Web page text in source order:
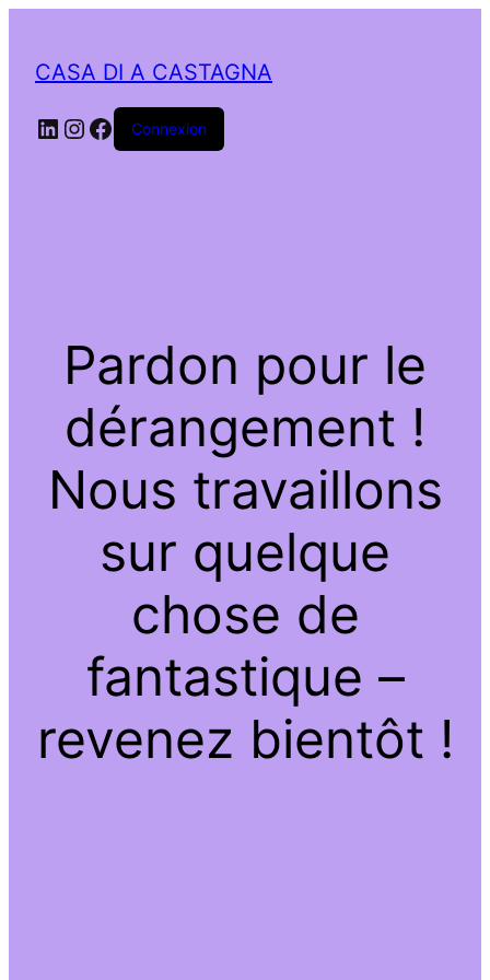
CASA DI A CASTAGNA
LinkedIn
Instagram
Facebook
Connexion
Pardon pour le
dérangement !
Nous travaillons
sur quelque
chose de
fantastique –
revenez bientôt !